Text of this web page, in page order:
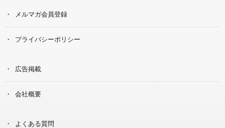
メルマガ会員登録
プライバシーポリシー
広告掲載
会社概要
よくある質問